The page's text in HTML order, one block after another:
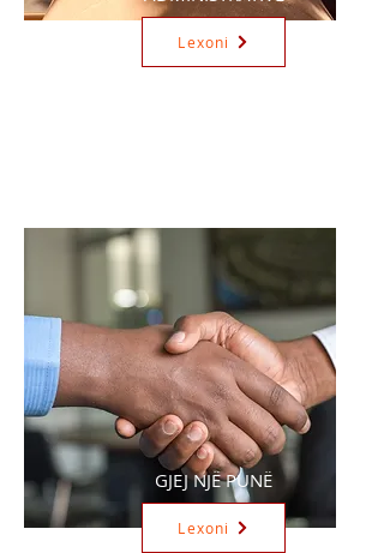
Lexoni
GJEJ NJË PUNË
Lexoni